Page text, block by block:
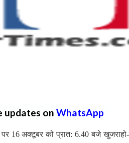
updates on WhatsApp
पर 16 अक्टूबर को प्रात: 6.40 बजे